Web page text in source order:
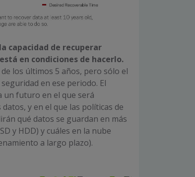
capacidad de recuperar
en condiciones de hacerlo.
los últimos 5 años, pero sólo el
en ese periodo. El
un futuro en el que será
y en el que las políticas de
qué datos se guardan en más
y HDD) y cuáles en la nube
a largo plazo).